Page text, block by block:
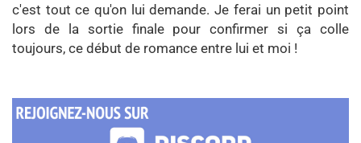
c'est tout ce qu'on lui demande. Je ferai un petit point
lors de la sortie finale pour confirmer si ça colle
toujours, ce début de romance entre lui et moi !